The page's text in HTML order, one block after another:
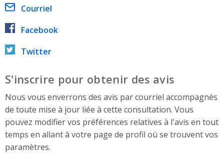
Courriel
Facebook
Twitter
S'inscrire pour obtenir des avis
Nous vous enverrons des avis par courriel accompagnés
de toute mise à jour liée à cette consultation. Vous
pouvez modifier vos préférences relatives à l'avis en tout
temps en allant à votre page de profil où se trouvent vos
paramètres.